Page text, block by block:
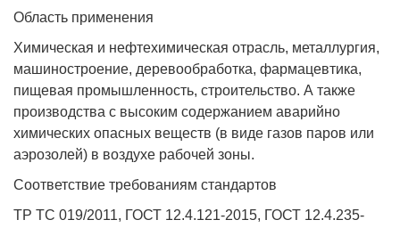
Область применения
Химическая и нефтехимическая отрасль, металлургия,
машиностроение, деревообработка, фармацевтика,
пищевая промышленность, строительство. А также
производства с высоким содержанием аварийно
химических опасных веществ (в виде газов паров или
аэрозолей) в воздухе рабочей зоны.
Соответствие требованиям стандартов
ТР ТС 019/2011, ГОСТ 12.4.121-2015, ГОСТ 12.4.235-